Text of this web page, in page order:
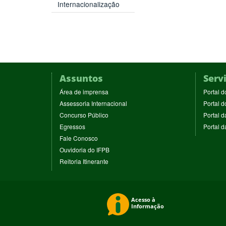
Internacionalização
Assuntos
Área de imprensa
em
nova
Assessoria Internacional
Concurso Público
Egressos(abre
nova
janela)
Fale Conosco
em
nova
janela)
Ouvidoria do IFPB(abre
Reitoria Itinerante(abre
Portal
Portal
Portal
Portal